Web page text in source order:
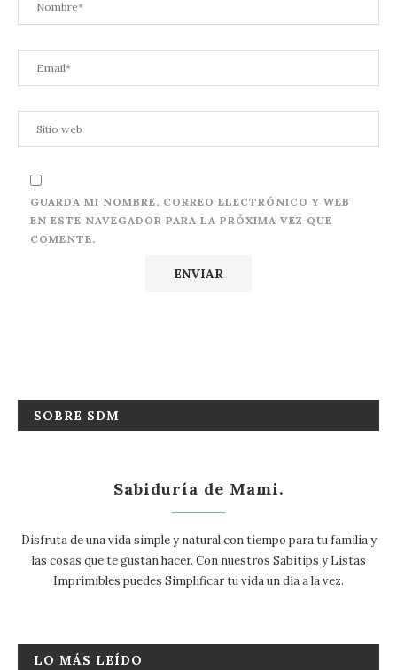
GUARDA MI NOMBRE, CORREO ELECTRÓNICO Y WEB
EN ESTE NAVEGADOR PARA LA PRÓXIMA VEZ QUE
COMENTE.
SOBRE SDM
Sabiduría de Mami.
Disfruta de una vida simple y natural con tiempo para tu familia y
las cosas que te gustan hacer. Con nuestros Sabitips y Listas
Imprimibles puedes Simplificar tu vida un día a la vez.
LO MÁS LEÍDO